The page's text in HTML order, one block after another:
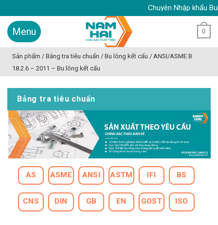
to
content
Chuyên Nhập khẩu
0
Sản phẩm / Bảng tra tiêu chuẩn / Bu lông kết cấu / ANSI/ASME B
18.2.6 – 2011 – Bu lông kết cấu
Bảng tra tiêu chuẩn
AS ASME ANSI ASTM IFI BS
CNS DIN GB EN GOST ISO